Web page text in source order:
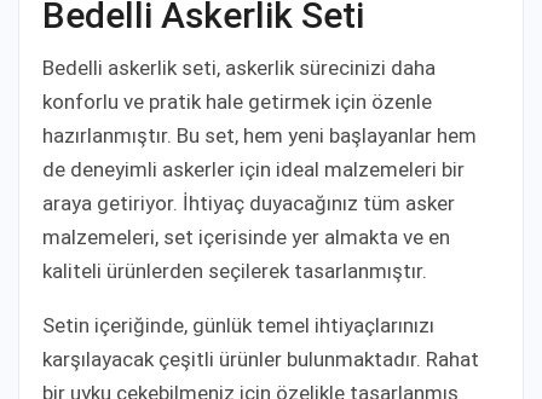
Bedelli Askerlik Seti
Bedelli askerlik seti, askerlik sürecinizi daha
konforlu ve pratik hale getirmek için özenle
hazırlanmıştır. Bu set, hem yeni başlayanlar hem
de deneyimli askerler için ideal malzemeleri bir
araya getiriyor. İhtiyaç duyacağınız tüm asker
malzemeleri, set içerisinde yer almakta ve en
kaliteli ürünlerden seçilerek tasarlanmıştır.
Setin içeriğinde, günlük temel ihtiyaçlarınızı
karşılayacak çeşitli ürünler bulunmaktadır. Rahat
bir uyku çekebilmeniz için özelikle tasarlanmış